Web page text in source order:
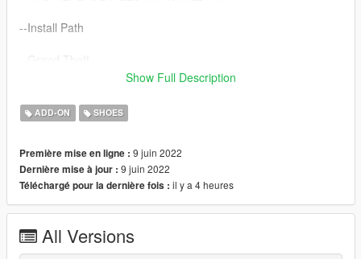
--Install Path
AutoV\mods\x64v.rpf\models\cdimages\streamedpeds_mp.rpf\
Show Full Description
ADD-ON SHOES
Première mise en ligne : 9 juin 2022
Dernière mise à jour : 9 juin 2022
Téléchargé pour la dernière fois : il y a 4 heures
All Versions